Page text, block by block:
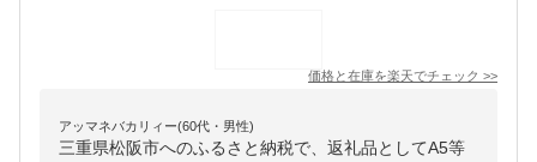
価格と在庫を楽天でチェック >>
アッマネバカリィー(60代・男性)
三重県松阪市へのふるさと納税で、返礼品としてA5等